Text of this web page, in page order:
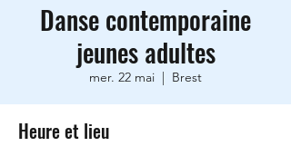
Danse contemporaine
jeunes adultes
mer. 22 mai
  |
Brest
Heure et lieu